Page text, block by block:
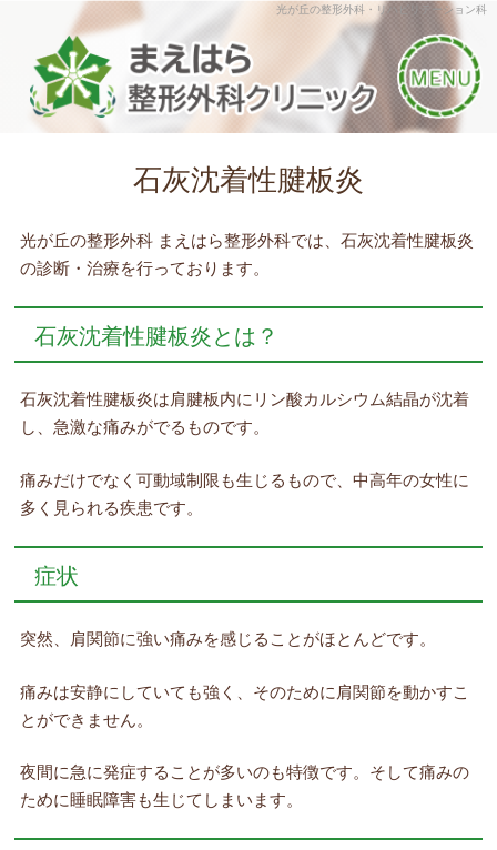
光が丘の整形外科・リハビリテーション科
石灰沈着性腱板炎
光が丘の整形外科 まえはら整形外科では、石灰沈着性腱板炎
の診断・治療を行っております。
石灰沈着性腱板炎とは？
石灰沈着性腱板炎は肩腱板内にリン酸カルシウム結晶が沈着
し、急激な痛みがでるものです。
痛みだけでなく可動域制限も生じるもので、中高年の女性に
多く見られる疾患です。
症状
突然、肩関節に強い痛みを感じることがほとんどです。
痛みは安静にしていても強く、そのために肩関節を動かすこ
とができません。
夜間に急に発症することが多いのも特徴です。そして痛みの
ために睡眠障害も生じてしまいます。